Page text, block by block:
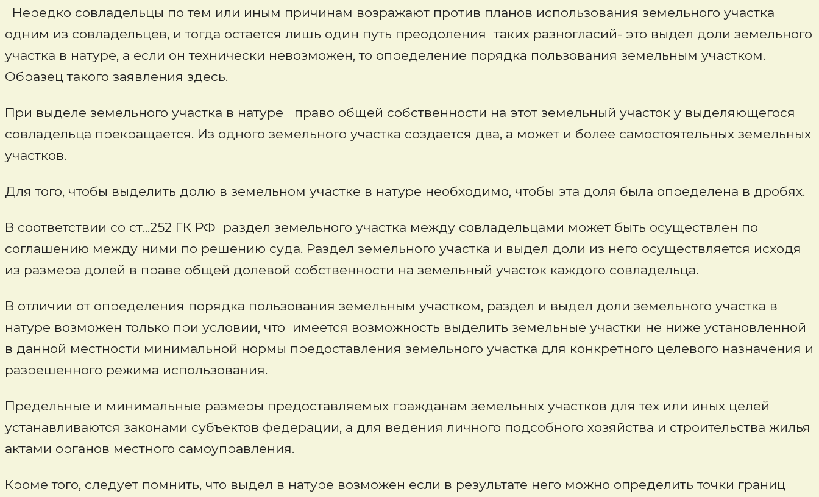
Нередко совладельцы по тем или иным причинам возражают против планов использования земельного участка
одним из совладельцев, и тогда остается лишь один путь преодоления таких разногласий- это выдел доли земельного
участка в натуре, а если он технически невозможен, то определение порядка пользования земельным участком.
Образец такого заявления здесь.
При выделе земельного участка в натуре право общей собственности на этот земельный участок у выделяющегося
совладельца прекращается. Из одного земельного участка создается два, а может и более самостоятельных земельных
участков.
Для того, чтобы выделить долю в земельном участке в натуре необходимо, чтобы эта доля была определена в дробях.
В соответствии со ст...252 ГК РФ раздел земельного участка между совладельцами может быть осуществлен по
соглашению между ними по решению суда. Раздел земельного участка и выдел доли из него осуществляется исходя
из размера долей в праве общей долевой собственности на земельный участок каждого совладельца.
В отличии от определения порядка пользования земельным участком, раздел и выдел доли земельного участка в
натуре возможен только при условии, что имеется возможность выделить земельные участки не ниже установленной
в данной местности минимальной нормы предоставления земельного участка для конкретного целевого назначения и
разрешенного режима использования.
Предельные и минимальные размеры предоставляемых гражданам земельных участков для тех или иных целей
устанавливаются законами субъектов федерации, а для ведения личного подсобного хозяйства и строительства жилья
актами органов местного самоуправления.
Кроме того, следует помнить, что выдел в натуре возможен если в результате него можно определить точки границ